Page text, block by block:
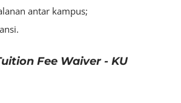
antar kampus;
Fee Waiver - KU